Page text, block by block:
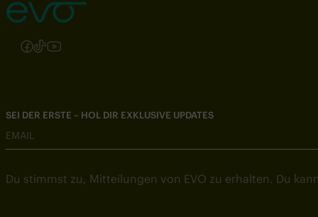
Folgen Sie uns auf Instagram
Folgen Sie uns auf Facebook
Folgen Sie uns auf TikTok
Folgen Sie uns auf YouTube
SEI DER ERSTE – HOL DIR EXKLUSIVE UPDATES
EMAIL
Du stimmst zu, Mitteilungen von EVO zu erhalten. Du